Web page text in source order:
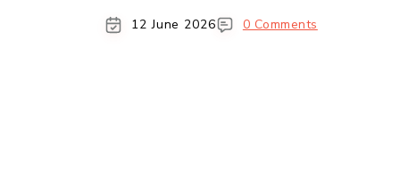
12 June 2026 0 Comments